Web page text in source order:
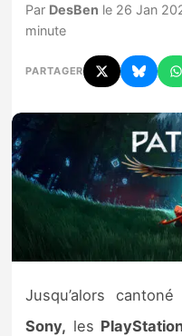
Hardware
Mises à jour
Chiffres de
Rumeurs
Nintendo Direct
Tests et previews
Tests de jeux
Par DesBen le 26 Jan
minute
PARTAGER
Jusqu’alors
Sony, les